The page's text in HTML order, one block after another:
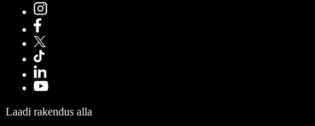
Laadi rakendus alla